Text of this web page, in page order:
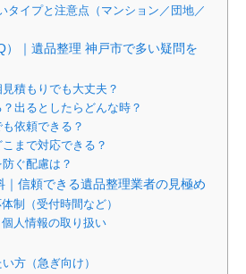
タイプと注意点（マンション／団地／
）｜遺品整理 神戸市で多い疑問を
積もりでも大丈夫？
出るとしたらどんな時？
依頼できる？
まで対応できる？
ぐ配慮は？
｜信頼できる遺品整理業者の見極め
制（受付時間など）
人情報の取り扱い
方（急ぎ向け）